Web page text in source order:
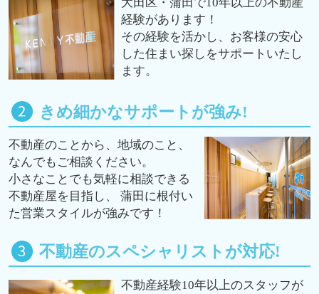
経験があります！
その経験を活かし、お客様の安心
した住まい探しをサポートいたし
ます。
きめ細かなサポートが強み!
不動産のことから、地域のこと、
なんでもご相談ください。
小さなことでも気軽に相談できる
不動産屋を目指し、 蒲田に根付い
た営業スタイルが強みです！
不動産のスペシャリストが対応!
不動産経験10年以上のスタッフが